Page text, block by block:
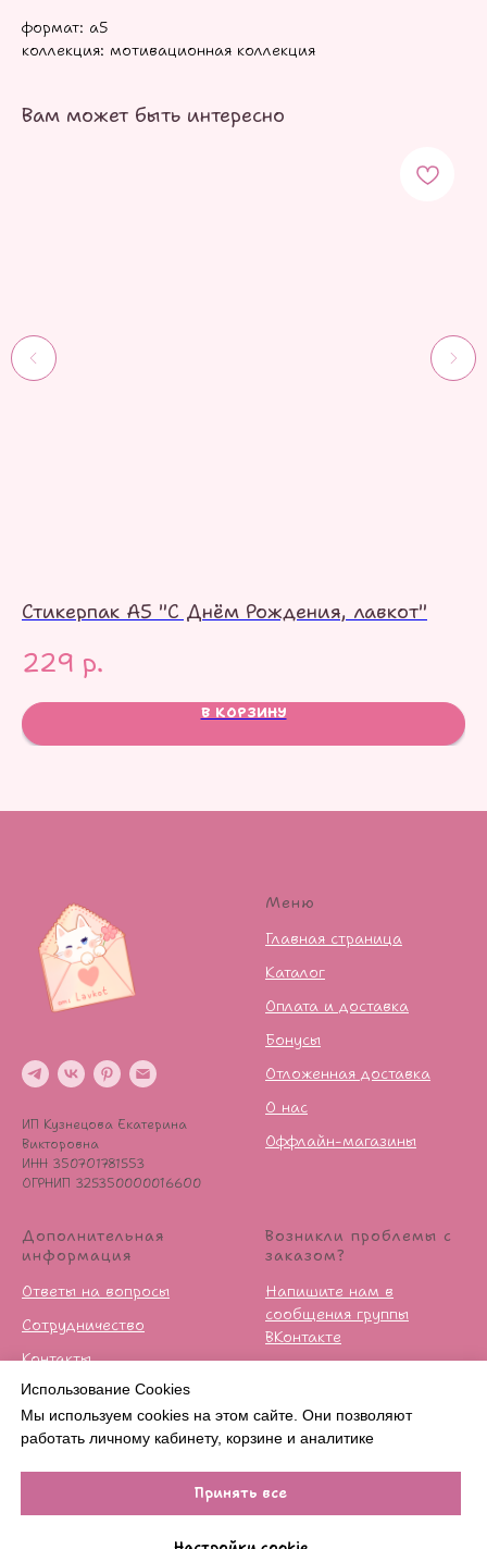
Использование Cookies
Мы используем cookies на этом сайте. Они позволяют
работать личному кабинету, корзине и аналитике
Принять все
Нет в наличии
формат: а5
коллекция: мотивационная коллекция
Вам может быть интересно
Стикерпак А5 "С Днём Рождения, лавкот"
229 р.
В КОРЗИНУ
ИП Кузнецова Екатерина
Викторовна
ИНН 350701781553
ОГРНИП 325350000016600
Меню
Главная страница
Каталог
Оплата и доставка
Бонусы
Отложенная доставка
О нас
Оффлайн-магазины
Дополнительная
информация
Ответы на вопросы
Сотрудничество
Контакты
Публичная оферта
Политика
конфиденцильности
Возникли проблемы с
заказом?
Напишите нам в
сообщения группы
ВКонтакте